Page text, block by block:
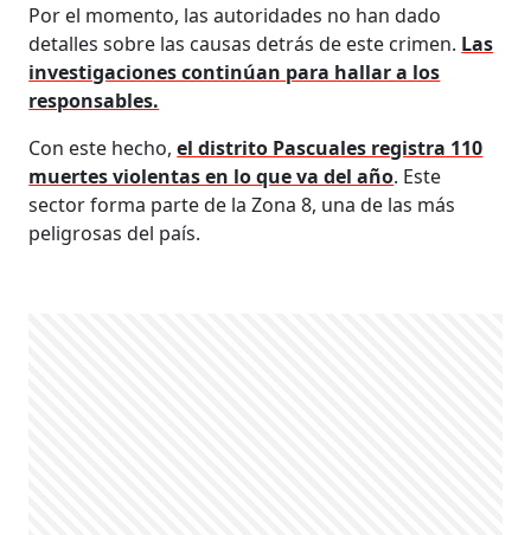
Por el momento, las autoridades no han dado
detalles sobre las causas detrás de este crimen. Las
investigaciones continúan para hallar a los
responsables.
Con este hecho,el distrito Pascuales registra 110
muertes violentas en lo que va del año. Este
sector forma parte de la Zona 8, una de las más
peligrosas del país.